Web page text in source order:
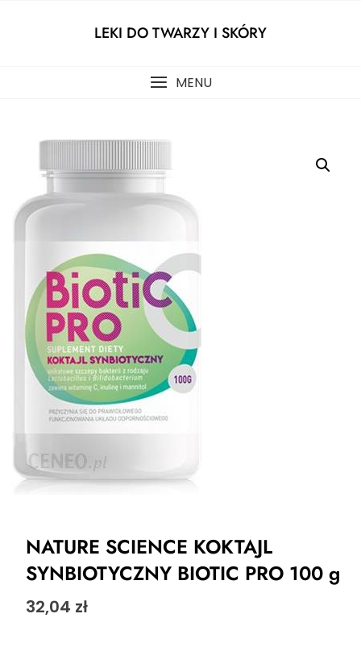
LEKI DO TWARZY I SKÓRY
MENU
NATURE SCIENCE KOKTAJL
SYNBIOTYCZNY BIOTIC PRO 100 g
32,04 zł